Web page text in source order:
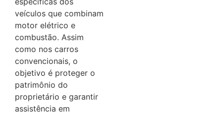
veículos que combinam
motor elétrico e
combustão. Assim
como nos carros
convencionais, o
objetivo é proteger o
patrimônio do
proprietário e garantir
assistência em